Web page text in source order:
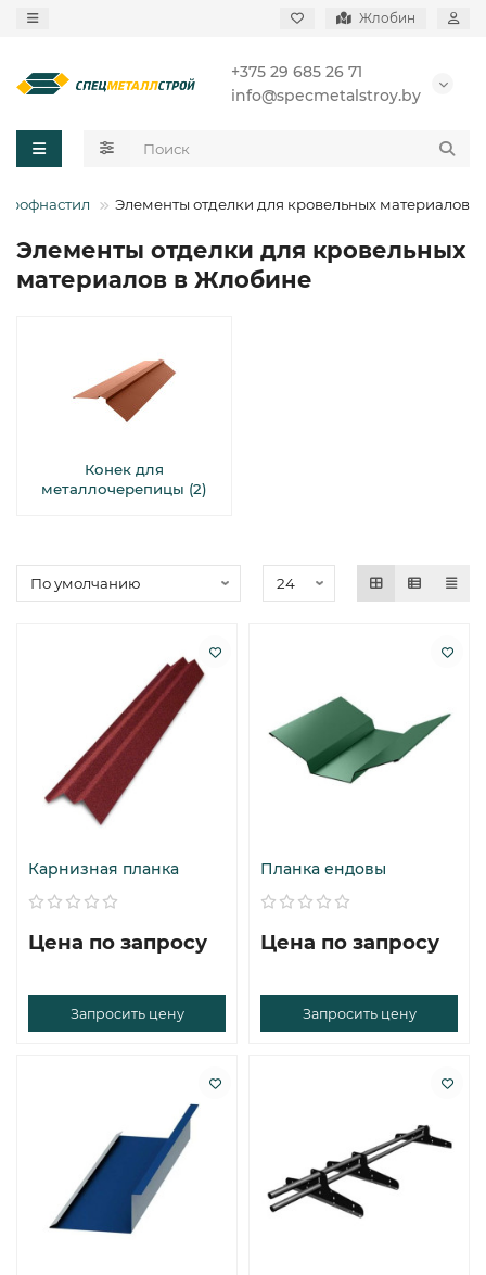
Жлобин
+375 29 685 26 71
info@specmetalstroy.by
Элементы отделки для кровельных материалов
Элементы отделки для кровельных
материалов в Жлобине
Конек для
металлочерепицы (2)
Карнизная планка
Цена по запросу
Запросить цену
Планка ендовы
Цена по запросу
Запросить цену